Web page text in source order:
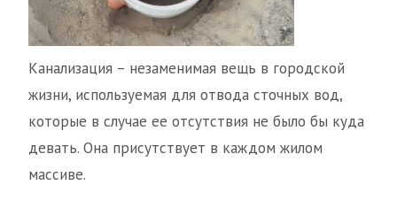
Канализация – незаменимая вещь в городской
жизни, используемая для отвода сточных вод,
которые в случае ее отсутствия не было бы куда
девать. Она присутствует в каждом жилом
массиве.